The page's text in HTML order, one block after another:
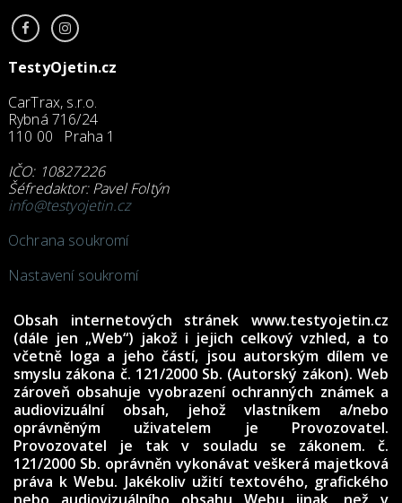
TestyOjetin.cz
CarTrax, s.r.o.
Rybná 716/24
110 00 Praha 1
IČO: 10827226
Šéfredaktor: Pavel Foltýn
info@testyojetin.cz
Ochrana soukromí
Nastavení soukromí
Obsah internetových stránek www.testyojetin.cz
(dále jen „Web“) jakož i jejich celkový vzhled, a to
včetně loga a jeho částí, jsou autorským dílem ve
smyslu zákona č. 121/2000 Sb. (Autorský zákon). Web
zároveň obsahuje vyobrazení ochranných známek a
audiovizuální obsah, jehož vlastníkem a/nebo
oprávněným uživatelem je Provozovatel.
Provozovatel je tak v souladu se zákonem. č.
121/2000 Sb. oprávněn vykonávat veškerá majetková
práva k Webu. Jakékoliv užití textového, grafického